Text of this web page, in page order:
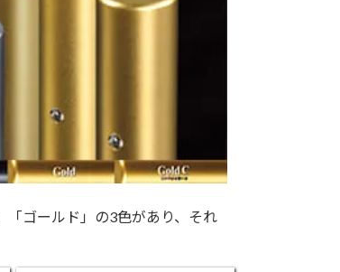
ゴールド」の3色があり、それ